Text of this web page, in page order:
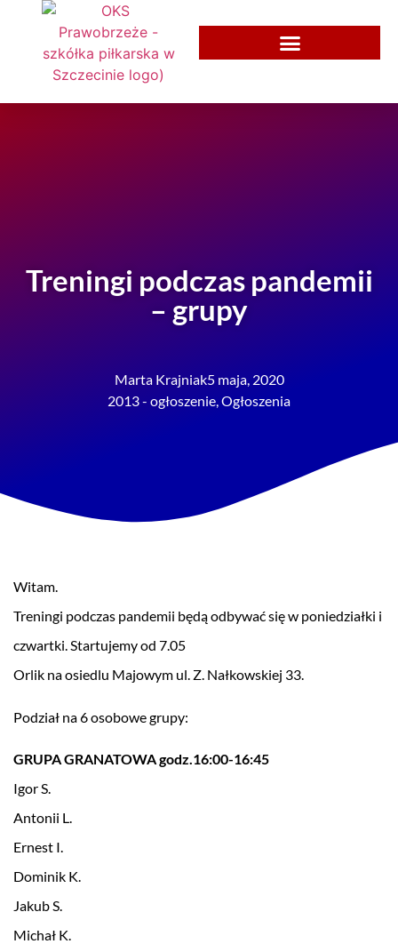
Treningi podczas pandemii
– grupy
Marta Krajniak5 maja, 2020
2013 - ogłoszenie Ogłoszenia
Witam.
Treningi podczas pandemii będą odbywać się w poniedziałki i
czwartki. Startujemy od 7.05
Orlik na osiedlu Majowym ul. Z. Nałkowskiej 33.
Podział na 6 osobowe grupy:
GRUPA GRANATOWA godz.16:00-16:45
Igor S.
Antonii L.
Ernest I.
Dominik K.
Jakub S.
Michał K.